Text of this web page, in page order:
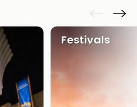
Festivals